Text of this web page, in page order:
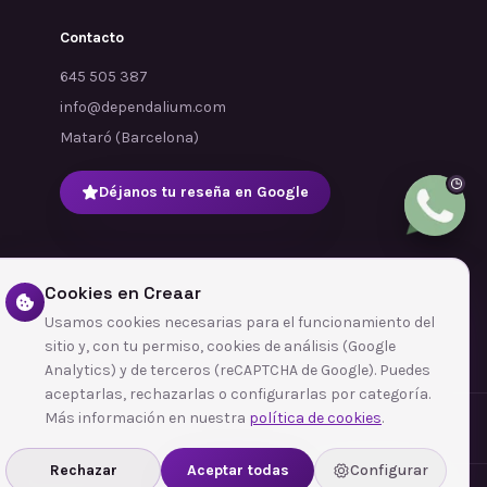
Contacto
645 505 387
info@dependalium.com
Mataró (Barcelona)
Déjanos tu reseña en Google
Cookies en Creaar
Usamos cookies necesarias para el funcionamiento del
sitio y, con tu permiso, cookies de análisis (Google
Analytics) y de terceros (reCAPTCHA de Google). Puedes
aceptarlas, rechazarlas o configurarlas por categoría.
Más información en nuestra política de cookies.
Rechazar Aceptar todas Configurar